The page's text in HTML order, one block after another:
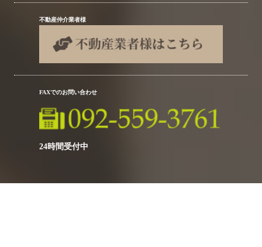
不動産仲介業者様
FAXでのお問い合わせ
24時間受付中